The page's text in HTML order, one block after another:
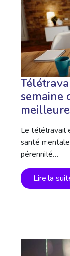
semaine
Le télétravail
santé
pérennité…
Lire la